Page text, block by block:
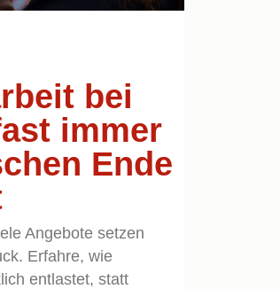
bei
immer
Ende
Angebote setzen
Erfahre, wie
entlastet, statt